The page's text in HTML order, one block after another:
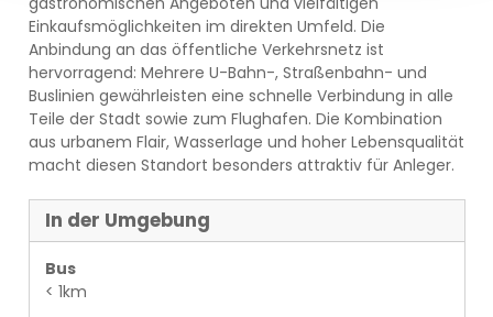
Einkaufsmöglichkeiten im direkten Umfeld. Die
Anbindung an das öffentliche Verkehrsnetz ist
hervorragend: Mehrere U-Bahn-, Straßenbahn- und
Buslinien gewährleisten eine schnelle Verbindung in alle
Teile der Stadt sowie zum Flughafen. Die Kombination
aus urbanem Flair, Wasserlage und hoher Lebensqualität
macht diesen Standort besonders attraktiv für Anleger.
In der Umgebung
Bus
< 1km